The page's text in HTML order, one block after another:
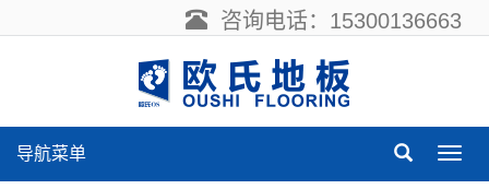
咨询电话：15300136663
导
导航菜单